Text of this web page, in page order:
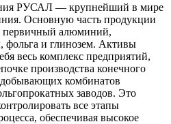
РУСАЛ — крупнейший в мире
Основную часть продукции
первичный алюминий,
и глинозем. Активы
весь комплекс предприятий,
производства конечного
комбинатов
заводов. Это
все этапы
обеспечивая высокое